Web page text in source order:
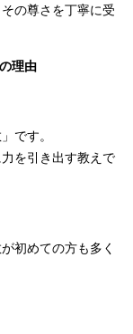
の尊さを丁寧に受
理由
です。
を引き出す教えで
初めての方も多く